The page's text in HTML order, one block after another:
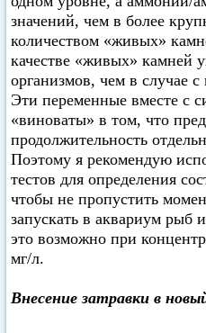
значений, чем в более
количеством «живых»
качестве «живых» камней
организмов, чем в случае
Эти переменные вместе с
«виноваты» в том, что
продолжительность
Поэтому я рекомендую
тестов для определения
чтобы не пропустить
запускать в аквариум
это возможно при
мг/л.
Внесение затравки в